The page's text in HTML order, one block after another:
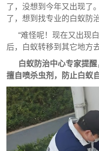
了，没想到今年又出现了
了，想到找专业的白蚁防
“难怪呢！现在又出现白
后，白蚁转移到其它地方
白蚁防治中心专家提
擅自喷杀虫剂，防止白蚁